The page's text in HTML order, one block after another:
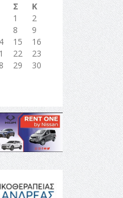
Σ
Κ
1
2
8
9
15
16
22
23
29
30